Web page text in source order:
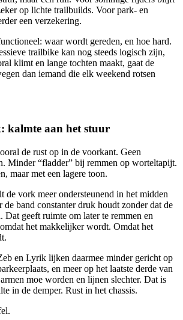
op lichte trailbuilds. Voor park- en
een verzekering.
waar wordt gereden, en hoe hard.
trailbike kan nog steeds logisch zijn,
klimt en lange tochten maakt, gaat de
dan iemand die elk weekend rotsen
kalmte aan het stuur
de rust op in de voorkant. Geen
Minder “fladder” bij remmen op worteltapijt.
maar met een lagere toon.
de vork meer ondersteunend in het midden
de band constanter druk houdt zonder dat de
geeft ruimte om later te remmen en
het makkelijker wordt. Omdat het
en Lyrik lijken daarmee minder gericht op
en meer op het laatste derde van
moe worden en lijnen slechter. Dat is
in de demper. Rust in het chassis.